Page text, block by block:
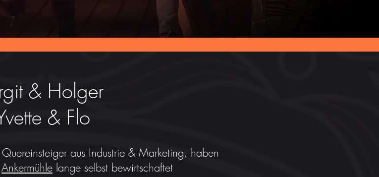
& Holger
& Flo
aus Industrie & Marketing, haben
Ankermühle lange selbst bewirtschaftet